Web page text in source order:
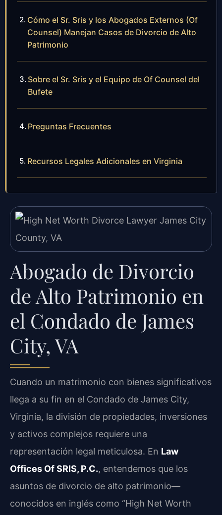
Cómo el Sr. Sris y los Abogados Externos (Of
Counsel) Manejan Casos de Divorcio de Alto
Patrimonio
Sobre el Sr. Sris y el Equipo de Of Counsel del
Bufete
Preguntas Frecuentes
Recursos Legales Adicionales en Virginia
Abogado de Divorcio
de Alto Patrimonio en
el Condado de James
City, VA
Cuando un matrimonio con bienes significativos
llega a su fin en el Condado de James City,
Virginia, la división de propiedades, inversiones
y activos complejos requiere una
representación legal meticulosa. En Law
Offices Of SRIS, P.C., entendemos que los
asuntos de divorcio de alto patrimonio—
conocidos en inglés como “High Net Worth